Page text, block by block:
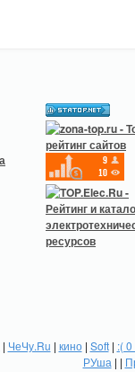
| ЧеЧу.Ru | кино| Soft| :(
РУша | |